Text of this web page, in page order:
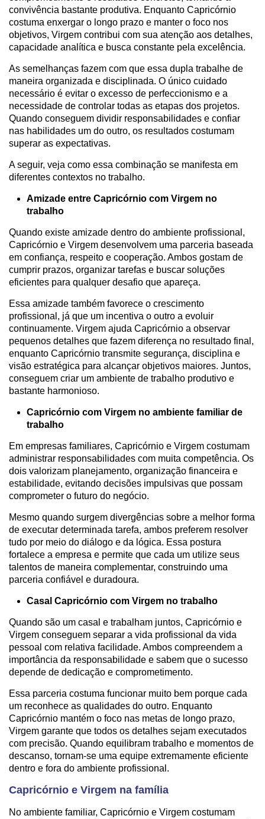
convivência bastante produtiva. Enquanto Capricórnio
costuma enxergar o longo prazo e manter o foco nos
objetivos, Virgem contribui com sua atenção aos detalhes,
capacidade analítica e busca constante pela excelência.
As semelhanças fazem com que essa dupla trabalhe de
maneira organizada e disciplinada. O único cuidado
necessário é evitar o excesso de perfeccionismo e a
necessidade de controlar todas as etapas dos projetos.
Quando conseguem dividir responsabilidades e confiar
nas habilidades um do outro, os resultados costumam
superar as expectativas.
A seguir, veja como essa combinação se manifesta em
diferentes contextos no trabalho.
Amizade entre Capricórnio com Virgem no
trabalho
Quando existe amizade dentro do ambiente profissional,
Capricórnio e Virgem desenvolvem uma parceria baseada
em confiança, respeito e cooperação. Ambos gostam de
cumprir prazos, organizar tarefas e buscar soluções
eficientes para qualquer desafio que apareça.
Essa amizade também favorece o crescimento
profissional, já que um incentiva o outro a evoluir
continuamente. Virgem ajuda Capricórnio a observar
pequenos detalhes que fazem diferença no resultado final,
enquanto Capricórnio transmite segurança, disciplina e
visão estratégica para alcançar objetivos maiores. Juntos,
conseguem criar um ambiente de trabalho produtivo e
bastante harmonioso.
Capricórnio com Virgem no ambiente familiar de
trabalho
Em empresas familiares, Capricórnio e Virgem costumam
administrar responsabilidades com muita competência. Os
dois valorizam planejamento, organização financeira e
estabilidade, evitando decisões impulsivas que possam
comprometer o futuro do negócio.
Mesmo quando surgem divergências sobre a melhor forma
de executar determinada tarefa, ambos preferem resolver
tudo por meio do diálogo e da lógica. Essa postura
fortalece a empresa e permite que cada um utilize seus
talentos de maneira complementar, construindo uma
parceria confiável e duradoura.
Casal Capricórnio com Virgem no trabalho
Quando são um casal e trabalham juntos, Capricórnio e
Virgem conseguem separar a vida profissional da vida
pessoal com relativa facilidade. Ambos compreendem a
importância da responsabilidade e sabem que o sucesso
depende de dedicação e comprometimento.
Essa parceria costuma funcionar muito bem porque cada
um reconhece as qualidades do outro. Enquanto
Capricórnio mantém o foco nas metas de longo prazo,
Virgem garante que todos os detalhes sejam executados
com precisão. Quando equilibram trabalho e momentos de
descanso, tornam-se uma equipe extremamente eficiente
dentro e fora do ambiente profissional.
Capricórnio e Virgem na família
No ambiente familiar, Capricórnio e Virgem costumam